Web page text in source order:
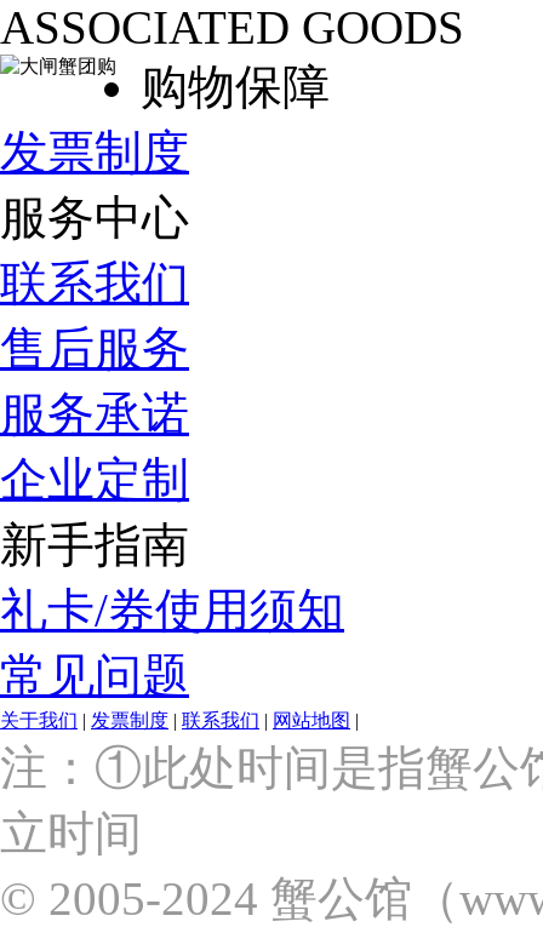
ASSOCIATED GOODS
购物保障
发票制度
服务中心
联系我们
售后服务
服务承诺
企业定制
新手指南
礼卡/券使用须知
常见问题
关于我们 | 发票制度 | 联系我们 | 网站地图 |
上
海
市
浦
东
区
注：①此处时间是指蟹公
立时间
© 2005-2024 蟹公馆（